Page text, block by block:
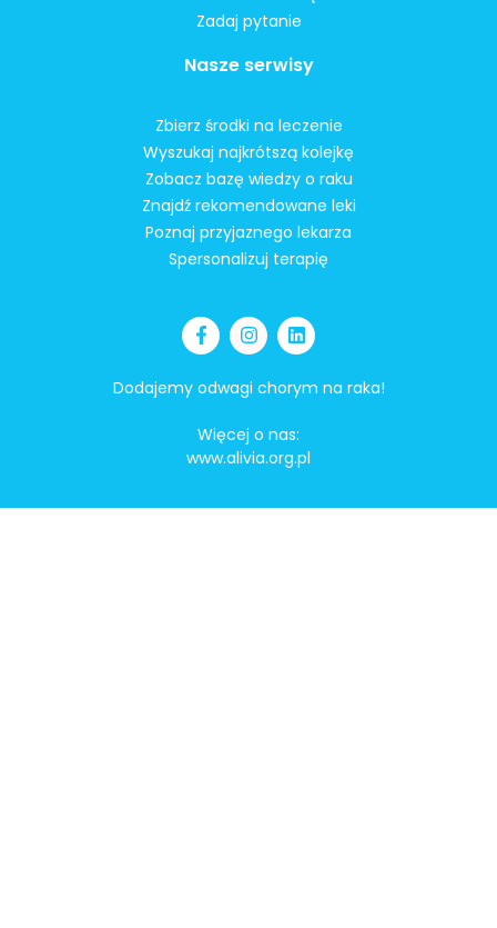
Zadaj pytanie
Nasze serwisy
Zbierz środki na leczenie
Wyszukaj najkrótszą kolejkę
Zobacz bazę wiedzy o raku
Znajdź rekomendowane leki
Poznaj przyjaznego lekarza
Spersonalizuj terapię
Dodajemy odwagi chorym na raka!
Więcej o nas:
www.alivia.org.pl